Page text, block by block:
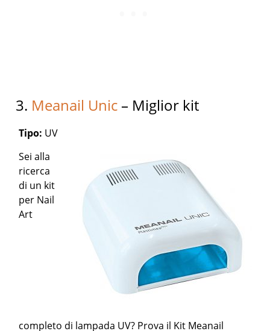
3. Meanail Unic – Miglior kit
Tipo: UV
Sei alla
ricerca
di un kit
per Nail
Art
completo di lampada UV? Prova il Kit Meanail